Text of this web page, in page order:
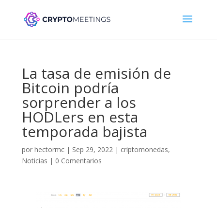
La tasa de emisión de
Bitcoin podría
sorprender a los
HODLers en esta
temporada bajista
por hectormc| Sep 29, 2022| criptomonedas,
Noticias | 0 Comentarios